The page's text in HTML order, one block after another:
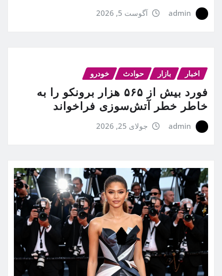
admin آگوست 5, 2026
اخبار بازار حوادث خودرو
فورد بیش از ۵۶۵ هزار برونکو را به
خاطر خطر آتش‌سوزی فراخواند
admin جولای 25, 2026